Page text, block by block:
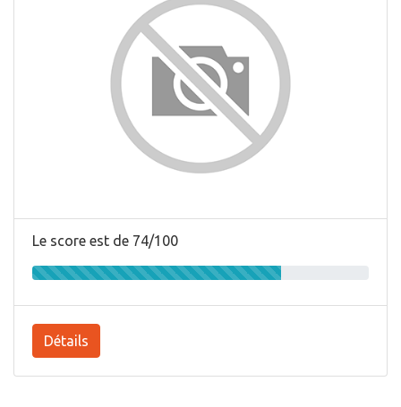
Le score est de 74/100
Détails